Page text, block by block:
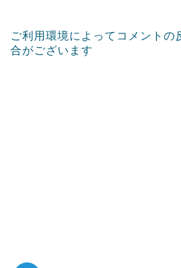
ご利用環境によってコメントの
合がございます